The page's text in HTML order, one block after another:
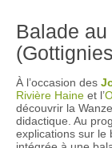
Balade
À l’occasion des
Rivière Haine et l’
découvrir la
didactique. Au
explications sur le